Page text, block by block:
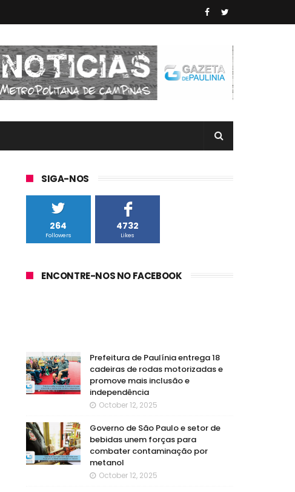
SIGA-NOS
264
Followers
4732
Likes
ENCONTRE-NOS NO FACEBOOK
Prefeitura de Paulínia entrega 18
cadeiras de rodas motorizadas e
promove mais inclusão e
independência
October 12, 2025
Governo de São Paulo e setor de
bebidas unem forças para
combater contaminação por
metanol
October 12, 2025